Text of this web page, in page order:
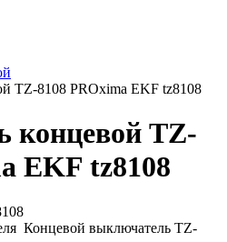
TZ-8108 PROxima EKF tz8108
концевой TZ-
EKF tz8108
Концевой выключатель TZ-